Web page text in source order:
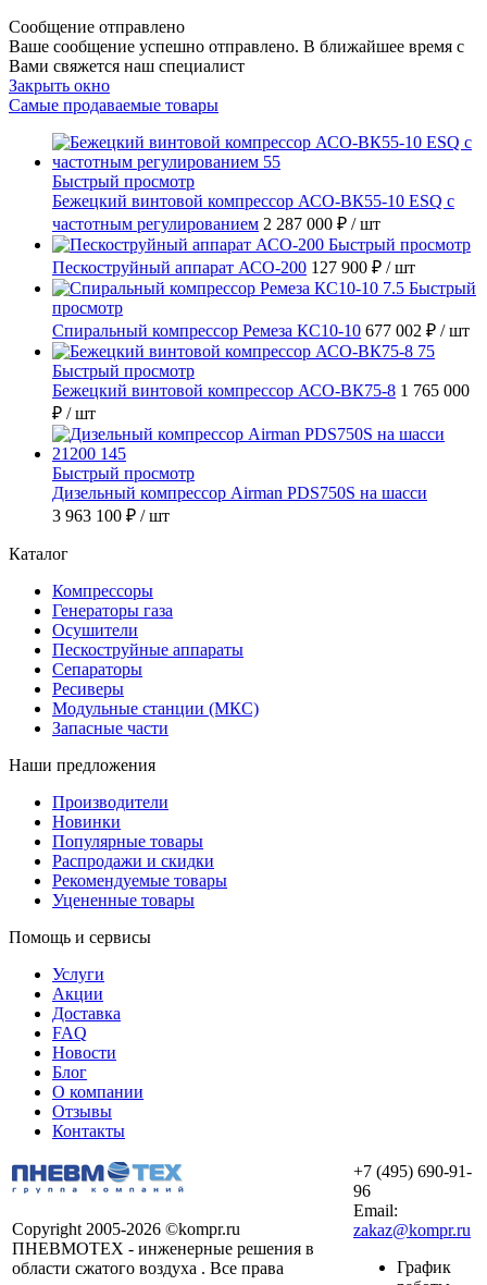
Сообщение отправлено
Ваше сообщение успешно отправлено. В ближайшее время с
Вами свяжется наш специалист
Закрыть окно
Самые продаваемые товары
Быстрый просмотр
Бежецкий винтовой компрессор АСО-ВК55-10 ESQ с
частотным регулированием 2 287 000 ₽ / шт
Быстрый просмотр
Пескоструйный аппарат АСО-200 127 900 ₽ / шт
Быстрый
просмотр
Спиральный компрессор Ремеза КС10-10 677 002 ₽ / шт
Быстрый просмотр
Бежецкий винтовой компрессор АСО-ВК75-8 1 765 000
₽ / шт
Быстрый просмотр
Дизельный компрессор Airman PDS750S на шасси
3 963 100 ₽ / шт
Каталог
Компрессоры
Генераторы газа
Осушители
Пескоструйные аппараты
Сепараторы
Ресиверы
Модульные станции (МКС)
Запасные части
Наши предложения
Производители
Новинки
Популярные товары
Распродажи и скидки
Рекомендуемые товары
Уцененные товары
Помощь и сервисы
Услуги
Акции
Доставка
FAQ
Новости
Блог
О компании
Отзывы
Контакты
Copyright 2005-2026 ©kompr.ru
ПНЕВМОТЕХ - инженерные решения в
области сжатого воздуха . Все права
+7 (495) 690-91-
96
Email:
zakaz@kompr.ru
График